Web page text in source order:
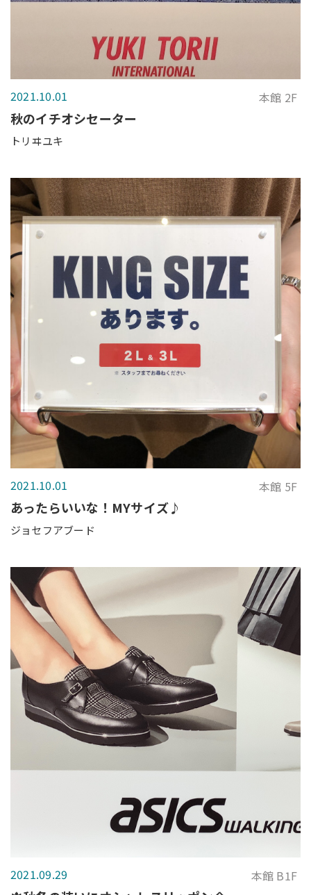
2021.10.01 本館 2F
秋のイチオシセーター
トリヰユキ
2021.10.01 本館 5F
あったらいいな！MYサイズ♪
ジョセフアブード
2021.09.29 本館 B1F